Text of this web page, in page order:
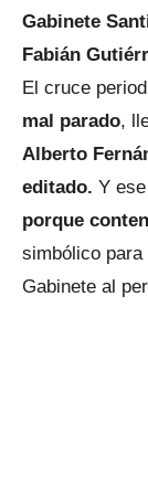
Gabinete
Fabián
El cruce
mal parado,
Alberto
editado. Y
porque
simbólico para
Gabinete al